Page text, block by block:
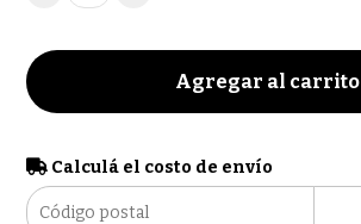
Agregar al carrito
Calculá el costo de envío